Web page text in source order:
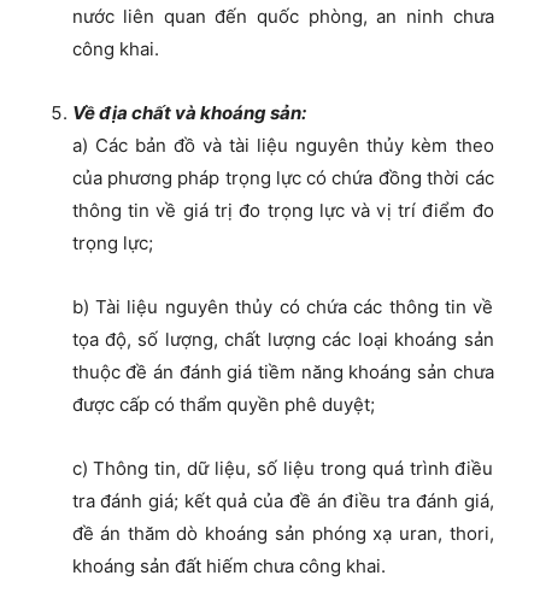
nước liên quan đến quốc phòng, an ninh chưa
công khai.
Về địa chất và khoáng sản:
a) Các bản đồ và tài liệu nguyên thủy kèm theo
của phương pháp trọng lực có chứa đồng thời các
thông tin về giá trị đo trọng lực và vị trí điểm đo
trọng lực;
b) Tài liệu nguyên thủy có chứa các thông tin về
tọa độ, số lượng, chất lượng các loại khoáng sản
thuộc đề án đánh giá tiềm năng khoáng sản chưa
được cấp có thẩm quyền phê duyệt;
c) Thông tin, dữ liệu, số liệu trong quá trình điều
tra đánh giá; kết quả của đề án điều tra đánh giá,
đề án thăm dò khoáng sản phóng xạ uran, thori,
khoáng sản đất hiếm chưa công khai.